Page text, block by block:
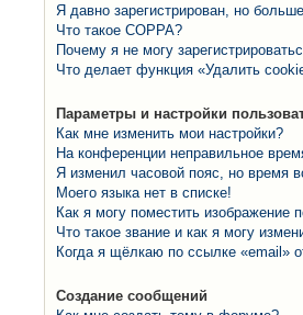
Я давно зарегистрирован, но
Что такое COPPA?
Почему я не могу
Что делает функция «Удалить
Параметры и настройки
Как мне изменить мои настройки?
На конференции неправильное
Я изменил часовой пояс, но время
Моего языка нет в списке!
Как я могу поместить изображение
Что такое звание и как я могу
Когда я щёлкаю по ссылке «email»
Создание сообщений